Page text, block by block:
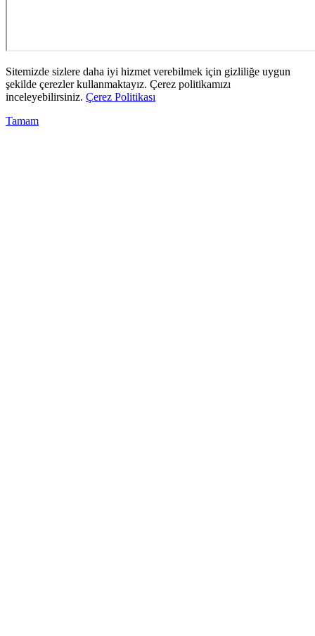
Sitemizde sizlere daha iyi hizmet verebilmek için gizliliğe uygun
şekilde çerezler kullanmaktayız. Çerez politikamızı
inceleyebilirsiniz. Çerez Politikası
Tamam